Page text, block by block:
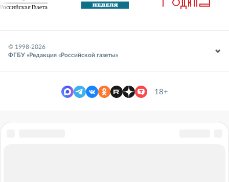
© 1998-2026
ФГБУ «Редакция «Российской газеты»
18+